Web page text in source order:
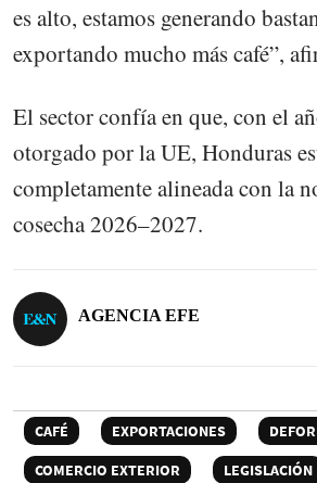
es alto, estamos generando
exportando mucho más café”,
El sector confía en que, con el
otorgado por la UE, Honduras
completamente alineada con la
cosecha 2026–2027.
AGENCIA EFE
CAFÉ EXPORTACIONES
COMERCIO EXTERIOR
LEGISLACIÓN